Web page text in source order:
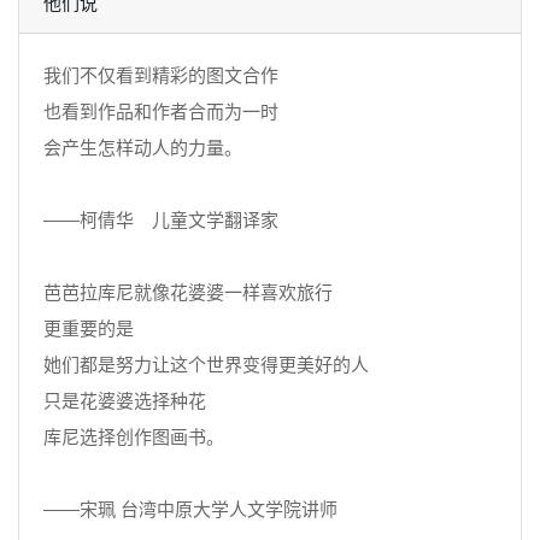
我们不仅看到精彩的图文合作
也看到作品和作者合而为一时
会产生怎样动人的力量。
——柯倩华 儿童文学翻译家
芭芭拉库尼就像花婆婆一样喜欢旅行
更重要的是
她们都是努力让这个世界变得更美好的人
只是花婆婆选择种花
库尼选择创作图画书。
——宋珮 台湾中原大学人文学院讲师